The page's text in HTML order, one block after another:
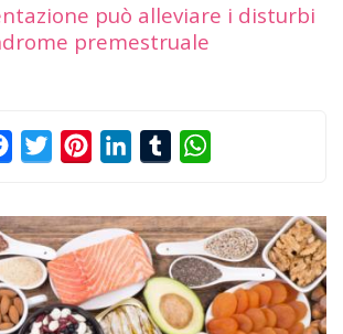
può alleviare i disturbi
premestruale
FacebookTwitterPinterestLinkedInTumblr